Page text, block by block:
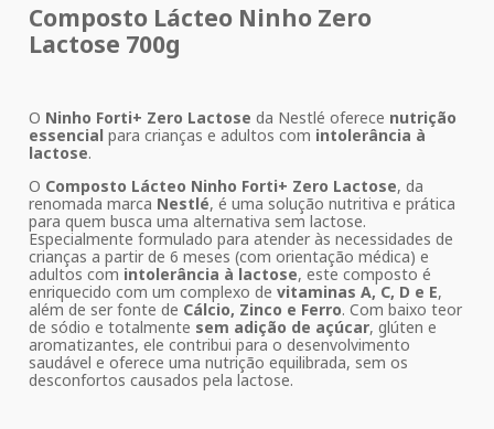
Composto Lácteo Ninho Zero
Lactose 700g
O Ninho Forti+ Zero Lactose da Nestlé oferece nutrição
essencial para crianças e adultos com intolerância à
lactose.
O Composto Lácteo Ninho Forti+ Zero Lactose, da
renomada marca Nestlé, é uma solução nutritiva e prática
para quem busca uma alternativa sem lactose.
Especialmente formulado para atender às necessidades de
crianças a partir de 6 meses (com orientação médica) e
adultos com intolerância à lactose, este composto é
enriquecido com um complexo de vitaminas A, C, D e E,
além de ser fonte de Cálcio, Zinco e Ferro. Com baixo teor
de sódio e totalmente sem adição de açúcar, glúten e
aromatizantes, ele contribui para o desenvolvimento
saudável e oferece uma nutrição equilibrada, sem os
desconfortos causados pela lactose.